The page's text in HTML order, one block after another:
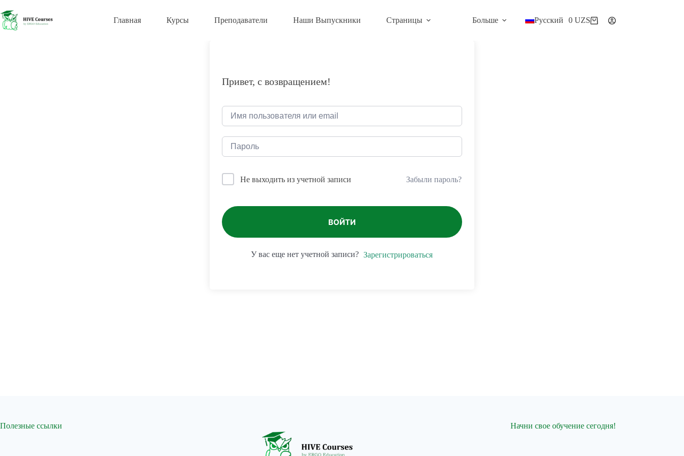
к
сути
Главная Курсы Преподаватели Наши Выпускники Страницы Больше Русский Корзина
0 UZS
Привет, с возвращением!
Не выходить из учетной записи Забыли пароль?
ВОЙТИ
У вас еще нет учетной записи? Зарегистрироваться
Полезные ссылки Начни свое обучение сегодня!